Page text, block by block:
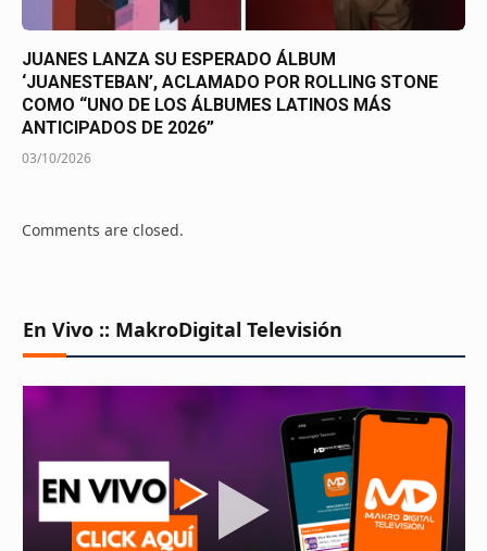
JUANES LANZA SU ESPERADO ÁLBUM
‘JUANESTEBAN’, ACLAMADO POR ROLLING STONE
COMO “UNO DE LOS ÁLBUMES LATINOS MÁS
ANTICIPADOS DE 2026”
03/10/2026
Comments are closed.
En Vivo :: MakroDigital Televisión